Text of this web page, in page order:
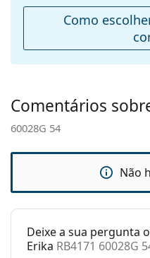
Ponte:
18 mm
Não
Acessórios
Estojo:
Pano de
Sim
Outros
Categoria:
Como
Comentários
60028G 54
Não
Deixe a sua pergunta
Erika RB4171 60028G